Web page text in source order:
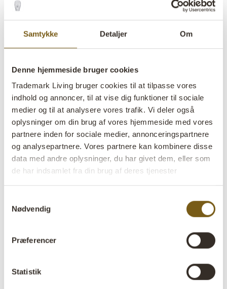
Samtykke Detaljer Om
Denne hjemmeside bruger cookies
Trademark Living bruger cookies til at tilpasse vores
indhold og annoncer, til at vise dig funktioner til sociale
medier og til at analysere vores trafik. Vi deler også
oplysninger om din brug af vores hjemmeside med vores
partnere inden for sociale medier, annonceringspartnere
og analysepartnere. Vores partnere kan kombinere disse
data med andre oplysninger, du har givet dem, eller som
de har indsamlet fra din brug af deres tjenester
Nødvendig
Præferencer
Statistik
Piro vin- eller magasinholder
i brunt læder
lens På lager
Varenr: MA1501
Colli: 1 Stk
Farve: Brun
Størrelse: H:70 cmxW:20 cmxD:9 cm
Find forhandler
Produktbeskrivelse